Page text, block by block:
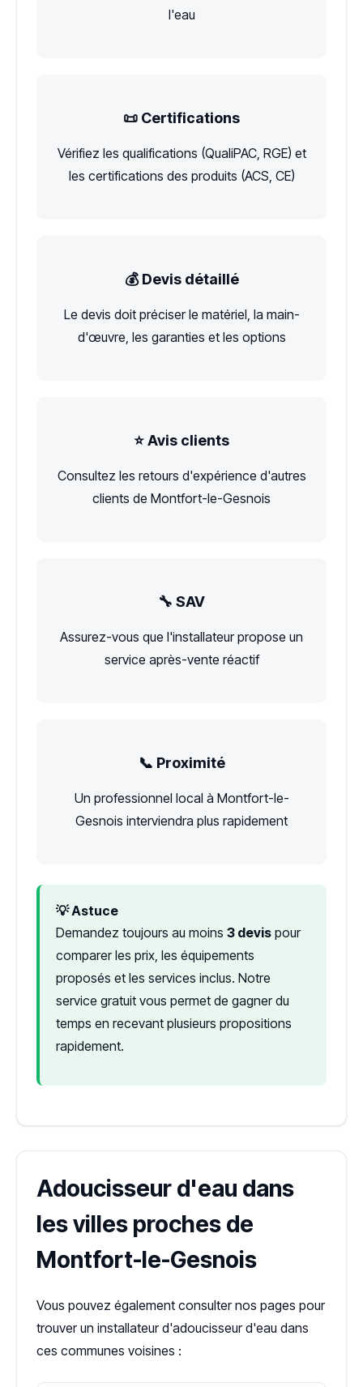
l'eau
📜 Certifications
Vérifiez les qualifications (QualiPAC, RGE) et
les certifications des produits (ACS, CE)
💰 Devis détaillé
Le devis doit préciser le matériel, la main-
d'œuvre, les garanties et les options
⭐ Avis clients
Consultez les retours d'expérience d'autres
clients de Montfort-le-Gesnois
🔧 SAV
Assurez-vous que l'installateur propose un
service après-vente réactif
📞 Proximité
Un professionnel local à Montfort-le-
Gesnois interviendra plus rapidement
💡 Astuce
Demandez toujours au moins 3 devis pour
comparer les prix, les équipements
proposés et les services inclus. Notre
service gratuit vous permet de gagner du
temps en recevant plusieurs propositions
rapidement.
Adoucisseur d'eau dans
les villes proches de
Montfort-le-Gesnois
Vous pouvez également consulter nos pages pour
trouver un installateur d'adoucisseur d'eau dans
ces communes voisines :